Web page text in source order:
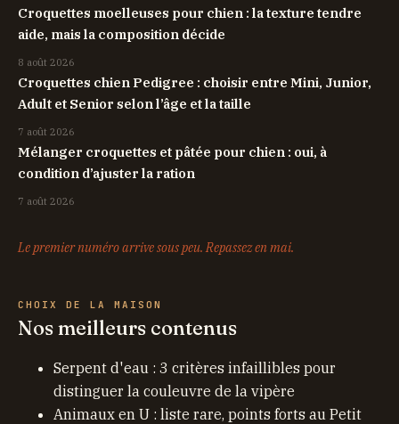
Croquettes moelleuses pour chien : la texture tendre
aide, mais la composition décide
8 août 2026
Croquettes chien Pedigree : choisir entre Mini, Junior,
Adult et Senior selon l’âge et la taille
7 août 2026
Mélanger croquettes et pâtée pour chien : oui, à
condition d’ajuster la ration
7 août 2026
Le premier numéro arrive sous peu. Repassez en mai.
CHOIX DE LA MAISON
Nos meilleurs contenus
Serpent d'eau : 3 critères infaillibles pour
distinguer la couleuvre de la vipère
Animaux en U : liste rare, points forts au Petit